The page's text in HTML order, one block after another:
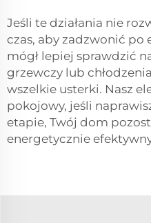
Jeśli te działania nie
czas, aby zadzwonić po
mógł lepiej sprawdzić
grzewczy lub
wszelkie usterki. Nasz
pokojowy, jeśli
etapie, Twój dom
energetycznie